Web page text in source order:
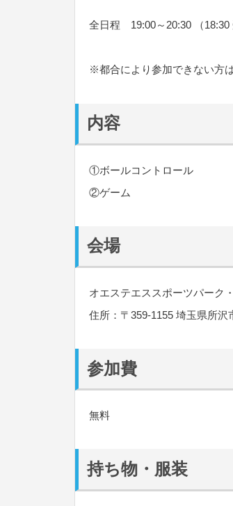
全日程 19:00～20:30 （18:30
※都合により参加できない方
内容
①ボールコントロール
②ゲーム
会場
オエステエススポーツパーク
住所：〒359-1155 埼玉県所沢
参加費
無料
持ち物・服装